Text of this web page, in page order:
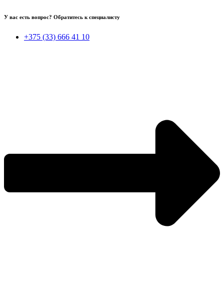
У вас есть вопрос? Обратитесь к специалисту
+375 (33) 666 41 10